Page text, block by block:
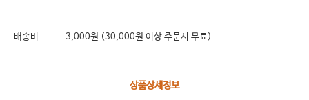
배송비 3,000원 (30,000원 이상 주문시 무료)
상품상세정보